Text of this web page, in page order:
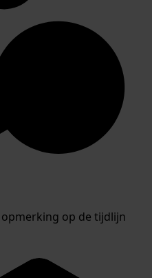
op de tijdlijn